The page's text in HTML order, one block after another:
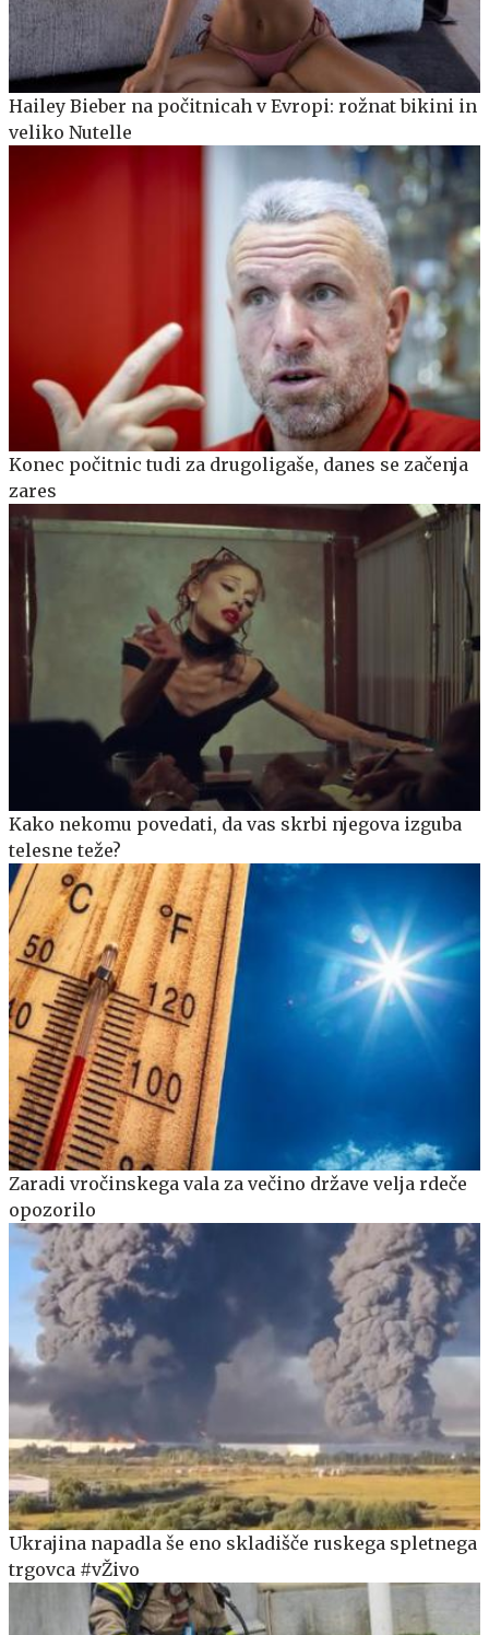
Hailey Bieber na počitnicah v Evropi: rožnat bikini in
veliko Nutelle
Konec počitnic tudi za drugoligaše, danes se začenja
zares
Kako nekomu povedati, da vas skrbi njegova izguba
telesne teže?
Zaradi vročinskega vala za večino države velja rdeče
opozorilo
Ukrajina napadla še eno skladišče ruskega spletnega
trgovca #vŽivo